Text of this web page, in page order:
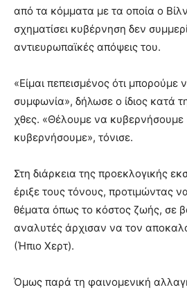
από τα κόμματα με τα οποία ο
σχηματίσει κυβέρνηση δεν
αντιευρωπαϊκές απόψεις του.
«Είμαι πεπεισμένος ότι
συμφωνία», δήλωσε ο ίδιος κατά
χθες. «Θέλουμε να κυβερνήσουμε
κυβερνήσουμε», τόνισε.
Στη διάρκεια της προεκλογικής
έριξε τους τόνους, προτιμώντας
θέματα όπως το κόστος ζωής, σε
αναλυτές άρχισαν να τον
(Ήπιο Χερτ).
Όμως παρά τη φαινομενική